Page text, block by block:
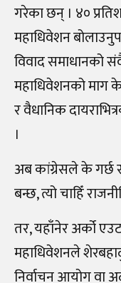
गरेका छन् । ४०
महाधिवेशन
विवाद समाधानको
महाधिवेशनको माग
र वैधानिक
।
अब कांग्रेसले के गर्छ
बन्छ, त्यो चाहिँ
तर, यहाँनेर अर्को
महाधिवेशनले
निर्वाचन आयोग